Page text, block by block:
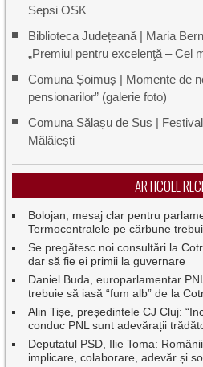
Sepsi OSK
Biblioteca Județeană | Maria
„Premiul pentru excelenţă – Cel
Comuna Șoimuș | Momente de
pensionarilor” (galerie foto)
Comuna Sălașu de Sus |
Mălăiești
ARTICOLE
Bolojan, mesaj clar pentru
Termocentralele pe cărbune
Se pregătesc noi consultări la
dar să fie ei primii la guvernare
Daniel Buda, europarlamentar
trebuie să iasă “fum alb” de la
Alin Tișe, președintele CJ Cluj:
conduc PNL sunt adevărații
Deputatul PSD, Ilie Toma:
implicare, colaborare, adevăr și